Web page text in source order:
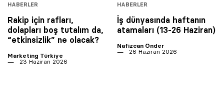
HABERLER
Rakip için rafları,
dolapları boş tutalım da,
“etkinsizlik” ne olacak?
Marketing Türkiye
23 Haziran 2026
HABERLER
İş dünyasında haftanın
atamaları (13-26 Haziran)
Nafizcan Önder
26 Haziran 2026